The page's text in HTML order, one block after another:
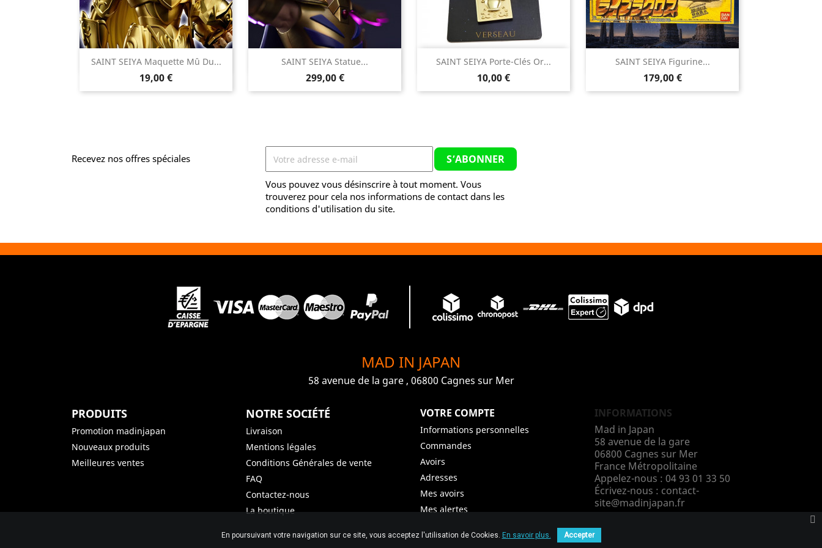
SAINT SEIYA Maquette Mû Du...
Prix
19,00 €
Aperçu rapide SAINT SEIYA Statue...
Prix
299,00 €
Aperçu rapide SAINT SEIYA Porte-Clés Or...
Prix
10,00 €
Aperçu rapide SAINT SEIYA Figurine...
Prix
179,00 €
Aperçu rapide
Recevez nos offres spéciales
Vous pouvez vous désinscrire à tout moment. Vous
trouverez pour cela nos informations de contact dans les
conditions d'utilisation du site.
MAD IN JAPAN
58 avenue de la gare , 06800 Cagnes sur Mer
PRODUITS
Promotion madinjapan
Nouveaux produits
Meilleures ventes
NOTRE SOCIÉTÉ
Livraison
Mentions légales
Conditions Générales de vente
FAQ
Contactez-nous
La boutique
VOTRE COMPTE
Informations personnelles
Commandes
Avoirs
Adresses
Mes avoirs
Mes alertes
INFORMATIONS
Mad in Japan
58 avenue de la gare
06800 Cagnes sur Mer
France Métropolitaine
Appelez-nous : 04 93 01 33 50
Écrivez-nous : contact-
site@madinjapan.fr
© 2026 Graiet Mehdi & Geelen
En poursuivant votre navigation sur ce site, vous acceptez l'utilisation de Cookies. En savoir plus. Accepter